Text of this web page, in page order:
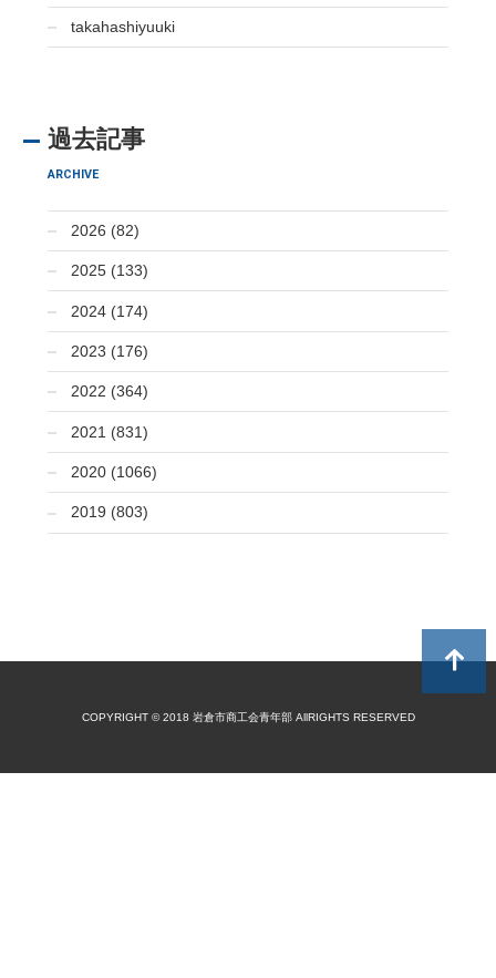
takahashiyuuki
過去記事
ARCHIVE
2026 (82)
2025 (133)
2024 (174)
2023 (176)
2022 (364)
2021 (831)
2020 (1066)
2019 (803)
COPYRIGHT © 2018 岩倉市商工会青年部 AllRIGHTS RESERVED